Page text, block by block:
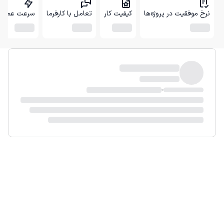
نرخ موفقیت در پروژه‌ها کیفیت کار تعامل با کارفرما سرعت عمل